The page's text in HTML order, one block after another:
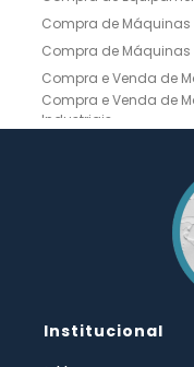
Compra de Máquinas
Compra de
Compra e Venda de
Compra e Venda de
Industriais
Compra e Venda de
Dobradeira de
Dobradeira de Chapas
Dobradeira
Empresa de Compra
Institucional